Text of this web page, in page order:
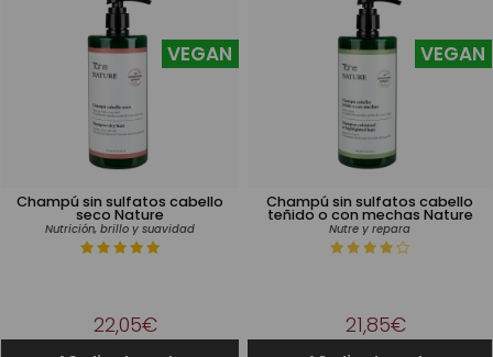
Champú sin sulfatos cabello
seco Nature
Nutrición, brillo y suavidad
VEGAN
22,05€
Champú sin sulfatos cabello
teñido o con mechas Nature
Nutre y repara
VEGAN
21,85€